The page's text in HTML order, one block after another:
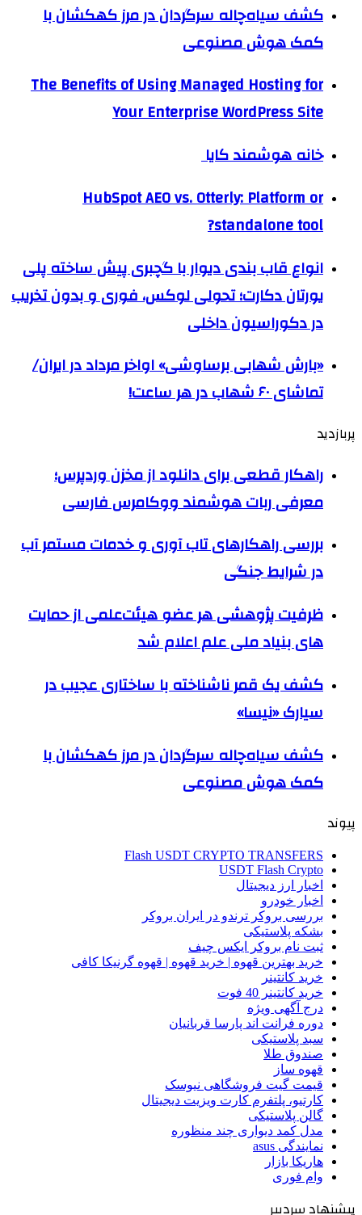
کشف سیاه‌چاله سرگردان در مرز کهکشان با
کمک هوش مصنوعی
The Benefits of Using Managed Hosting for
Your Enterprise WordPress Site
خانه هوشمند کایا
HubSpot AEO vs. Otterly: Platform or
standalone tool?
انواع قاب بندی دیوار با گچبری پیش ساخته پلی
یورتان دکارت؛ تحولی لوکس، فوری و بدون تخریب
در دکوراسیون داخلی
«بارش شهابی برساوشی» اواخر مرداد در ایران/
تماشای ۶۰ شهاب در هر ساعت!
پربازدید
راهکار قطعی برای دانلود از مخزن وردپرس؛
معرفی ربات هوشمند ووکامرس فارسی
بررسی راهکارهای تاب آوری و خدمات مستمر آب
در شرایط جنگی
ظرفیت پژوهشی هر عضو هیئت‌علمی از حمایت
های بنیاد ملی علم اعلام شد
کشف یک قمر ناشناخته با ساختاری عجیب در
سیارک «نیسا»
کشف سیاه‌چاله سرگردان در مرز کهکشان با
کمک هوش مصنوعی
پیوند
Flash USDT CRYPTO TRANSFERS
USDT Flash Crypto
اخبار ارز دیجیتال
اخبار خودرو
بررسی بروکر ترندو در ایران بروکر
بشکه پلاستیکی
ثبت نام بروکر ایکس چیف
خرید بهترین قهوه | خرید قهوه | قهوه گرنیکا کافی
خرید کانتینر
خرید کانتینر 40 فوت
درج آگهی ویژه
دوره فرانت اند پارسا قربانیان
سبد پلاستیکی
صندوق طلا
قهوه ساز
قیمت گیت فروشگاهی نیوسک
کارتیو، پلتفرم کارت ویزیت دیجیتال
گالن پلاستیکی
مدل کمد دیواری چند منظوره
نمایندگی asus
هاریکا بازار
وام فوری
پیشنهاد سردبیر